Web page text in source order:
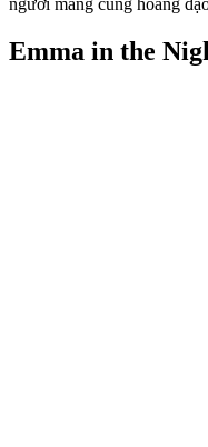
người mang cung hoàng
Emma in the